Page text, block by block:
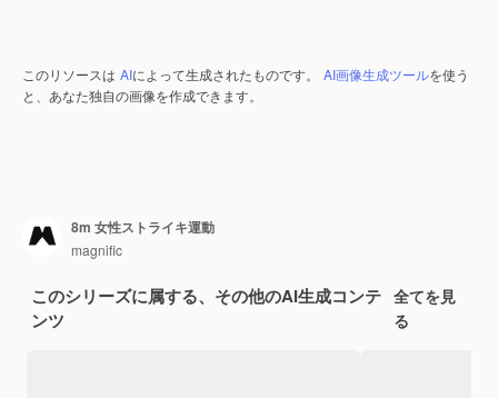
このリソースは AIによって生成されたものです。 AI画像生成ツールを使う
と、あなた独自の画像を作成できます。
8m 女性ストライキ運動
magnific
このシリーズに属する、その他のAI生成コンテ
ンツ
全てを見
る